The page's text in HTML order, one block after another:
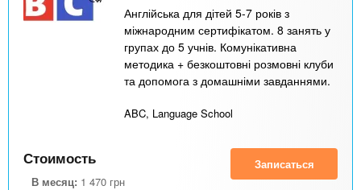
Англійська для дітей 5-7 років з
міжнародним сертифікатом. 8 занять у
групах до 5 учнів. Комунікативна
методика + безкоштовні розмовні клуби
та допомога з домашніми завданнями.
ABC, Language School
Стоимость
В месяц: 1 470 грн
Записаться